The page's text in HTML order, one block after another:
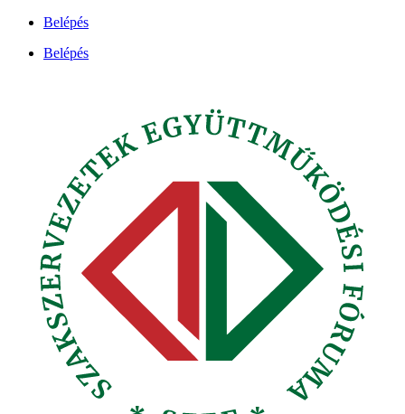
Ugrás
tartalomhoz
Belépés
Belépés